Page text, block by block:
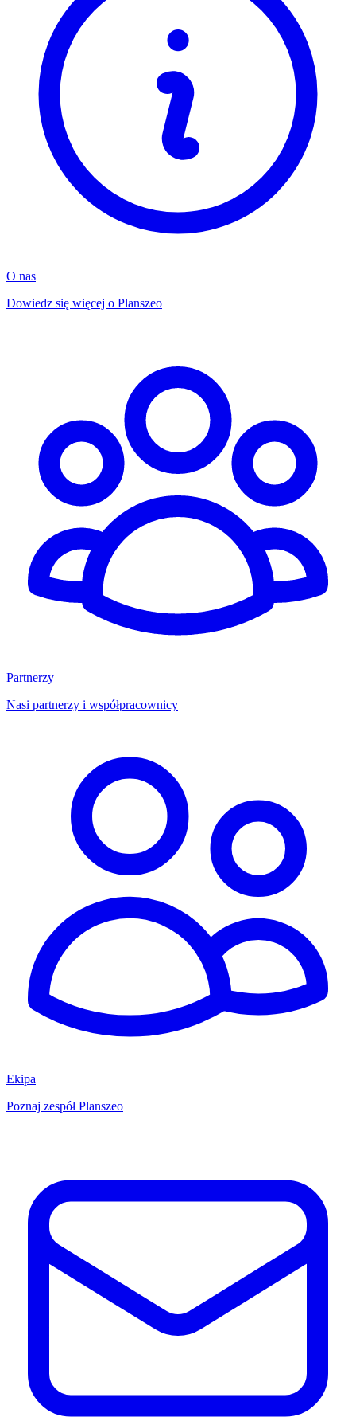
O nas
Dowiedz się więcej o Planszeo
Partnerzy
Nasi partnerzy i współpracownicy
Ekipa
Poznaj zespół Planszeo